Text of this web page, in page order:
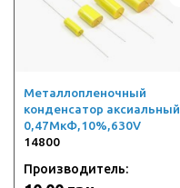
Металлопленочный
конденсатор аксиальный
0,47МкФ,10%,630V
14800
Производитель: